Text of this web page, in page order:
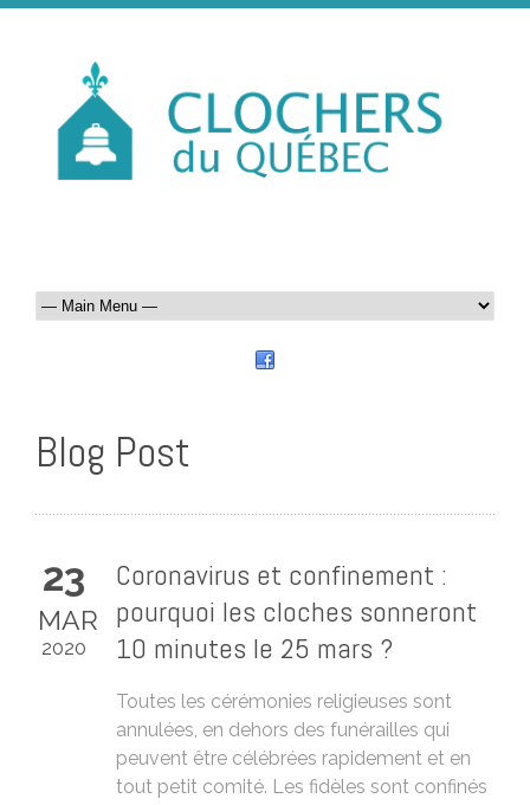
Blog Post
23
MAR
2020
Coronavirus et confinement :
pourquoi les cloches sonneront
10 minutes le 25 mars ?
Toutes les cérémonies religieuses sont
annulées, en dehors des funérailles qui
peuvent être célébrées rapidement et en
tout petit comité. Les fidèles sont confinés